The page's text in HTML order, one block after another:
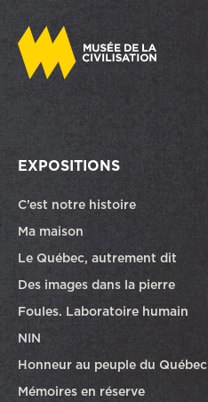
EXPOSITIONS
C’est notre histoire
Ma maison
Le Québec, autrement dit
Des images dans la pierre
Foules. Laboratoire humain
NIN
Honneur au peuple du Québec
Mémoires en réserve